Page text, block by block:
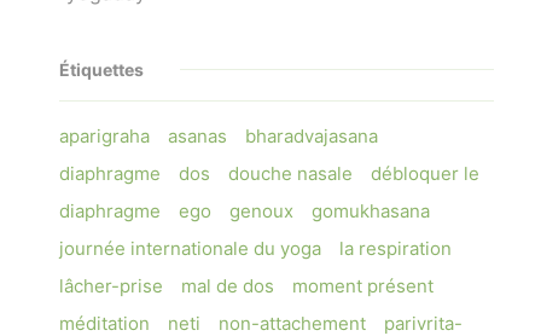
Étiquettes
aparigraha asanas
bharadvajasana
diaphragme
dos douche nasale
débloquer le
diaphragme
ego genoux
gomukhasana
journée internationale du yoga
la respiration
lâcher-prise
mal de dos
moment présent
méditation
neti non-attachement
parivrita-